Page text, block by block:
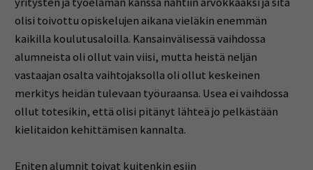
olisi toivottu opiskelujen aikana vieläkin enemmän
kaikilla koulutusaloilla. Kansainvälisessä vaihdossa
alumneista oli ollut vain viisi, mutta heistä neljän
vastaajan osalta vaihtojaksolla oli ollut keskeinen
merkitys heidän tulevaan työuraansa. Usea ei vaihdossa
ollut totesikin, että olisi pitänyt lähteä jo pelkästään
kielitaidon kehittämisen kannalta.
Eniten alumnit toivat kuitenkin esiin